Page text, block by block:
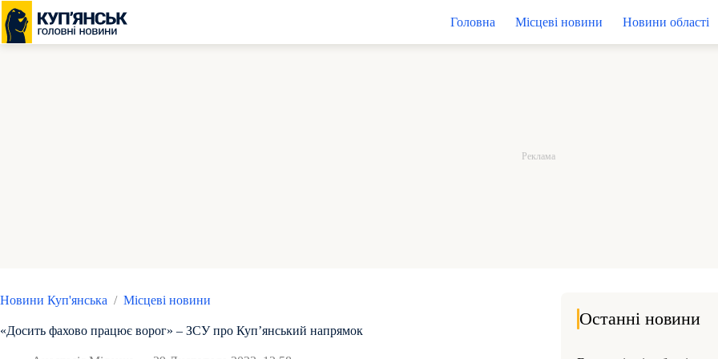
Перейти
до
вмісту
Головна Місцеві новини Новини області
Новини Куп'янська / Місцеві новини
«Досить фахово працює ворог» – ЗСУ про Купʼянський напрямок
Останні новини